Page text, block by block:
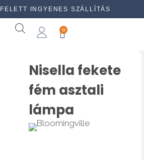
FELETT INGYENES SZÁLLÍTÁS
0
Nisella fekete
fém asztali
lámpa